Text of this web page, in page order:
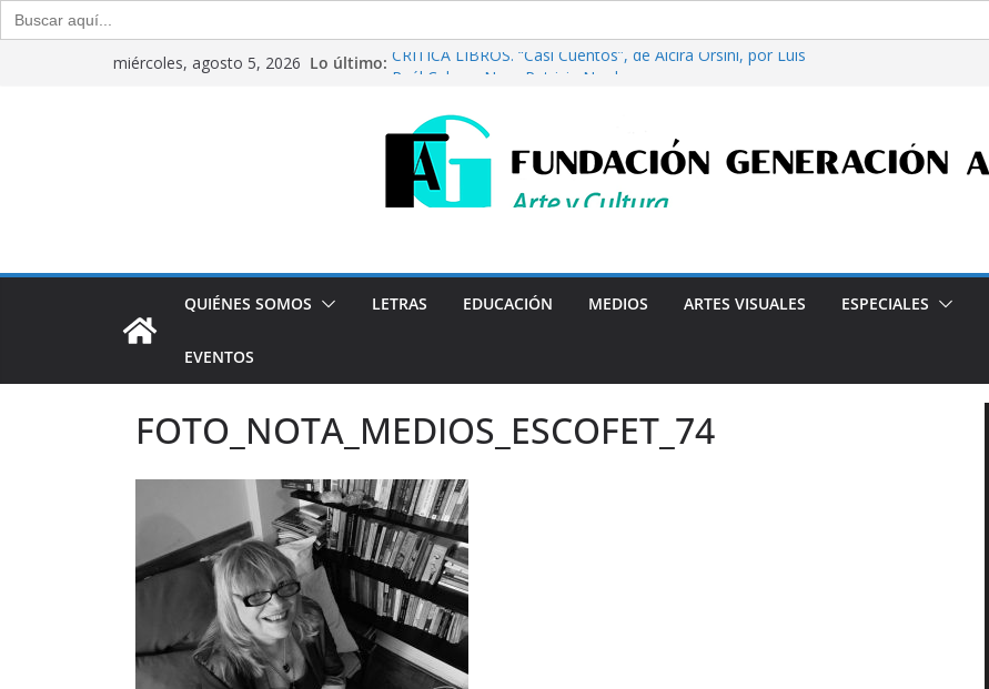
Buscar:
miércoles, agosto 5, 2026 Lo último: CRÍTICA LIBROS. “Casi Cuentos”, de Alcira Orsini, por Luis
Generación Abierta en Radio: Emisión N° 972, Lunes 03 de
Agosto de 2026
“Crónicas Barriales”, Emisión N°175, Sábado 01 de Agosto de
2026
QUIÉNES SOMOS LETRAS EDUCACIÓN MEDIOS ARTES VISUALES ESPECIALES
EVENTOS
FOTO_NOTA_MEDIOS_ESCOFET_74